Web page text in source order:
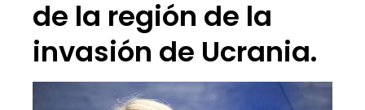
de la región de la
invasión de Ucrania.